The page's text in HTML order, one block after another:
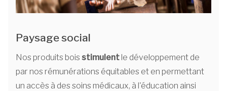
Paysage social
Nos produits bois stimulent le développement de
par nos rémunérations équitables et en permettant
un accès à des soins médicaux, à l'éducation ainsi